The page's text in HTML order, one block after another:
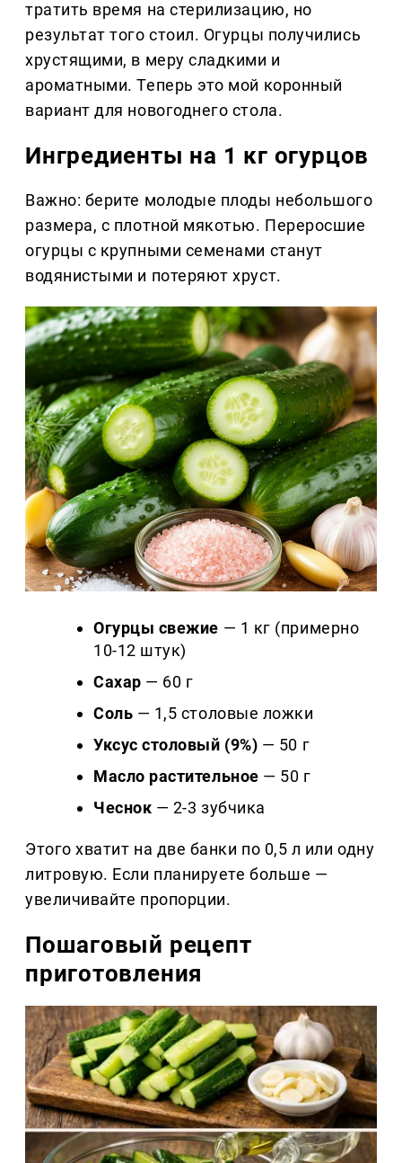
тратить время на стерилизацию, но
результат того стоил. Огурцы получились
хрустящими, в меру сладкими и
ароматными. Теперь это мой коронный
вариант для новогоднего стола.
Ингредиенты на 1 кг огурцов
Важно: берите молодые плоды небольшого
размера, с плотной мякотью. Переросшие
огурцы с крупными семенами станут
водянистыми и потеряют хруст.
Огурцы свежие — 1 кг (примерно
10-12 штук)
Сахар — 60 г
Соль — 1,5 столовые ложки
Уксус столовый (9%) — 50 г
Масло растительное — 50 г
Чеснок — 2-3 зубчика
Этого хватит на две банки по 0,5 л или одну
литровую. Если планируете больше —
увеличивайте пропорции.
Пошаговый рецепт
приготовления